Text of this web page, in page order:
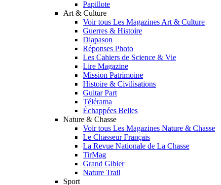
Papillote
Art & Culture
Voir tous Les Magazines Art & Culture
Guerres & Histoire
Diapason
Réponses Photo
Les Cahiers de Science & Vie
Lire Magazine
Mission Patrimoine
Histoire & Civilisations
Guitar Part
Télérama
Échappées Belles
Nature & Chasse
Voir tous Les Magazines Nature & Chasse
Le Chasseur Français
La Revue Nationale de La Chasse
TirMag
Grand Gibier
Nature Trail
Sport